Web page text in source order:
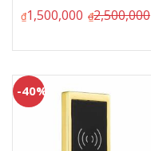
₫1,500,000 ₫2,500,000
-40%